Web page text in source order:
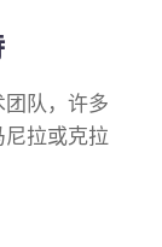
队，许多
拉或克拉